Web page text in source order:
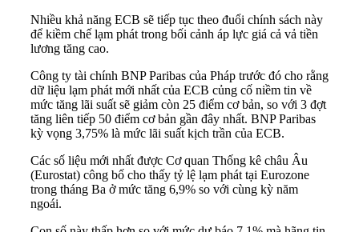
Nhiều khả năng ECB sẽ tiếp tục theo đuổi chính sách này
để kiềm chế lạm phát trong bối cảnh áp lực giá cả vả tiền
lương tăng cao.
Công ty tài chính BNP Paribas của Pháp trước đó cho rằng
dữ liệu lạm phát mới nhất của ECB củng cố niềm tin về
mức tăng lãi suất sẽ giảm còn 25 điểm cơ bản, so với 3 đợt
tăng liên tiếp 50 điểm cơ bản gần đây nhất. BNP Paribas
kỳ vọng 3,75% là mức lãi suất kịch trần của ECB.
Các số liệu mới nhất được Cơ quan Thống kê châu Âu
(Eurostat) công bố cho thấy tỷ lệ lạm phát tại Eurozone
trong tháng Ba ở mức tăng 6,9% so với cùng kỳ năm
ngoái.